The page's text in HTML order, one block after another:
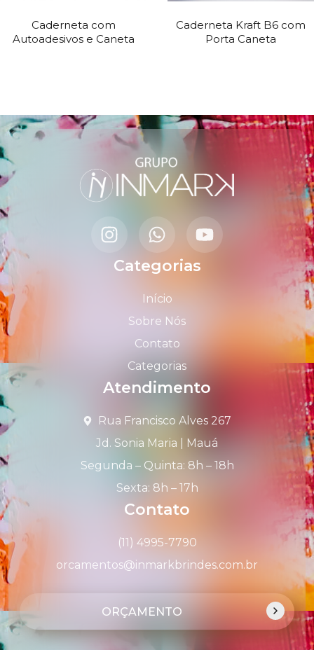
Caderneta com
Autoadesivos e Caneta
Caderneta Kraft B6 com
Porta Caneta
Categorias
Início
Sobre Nós
Contato
Categorias
Atendimento
Rua Francisco Alves 267
Jd. Sonia Maria | Mauá
Segunda – Quinta: 8h – 18h
Sexta: 8h – 17h
Contato
(11) 4995-7790
orcamentos@inmarkbrindes.com.br
ORÇAMENTO